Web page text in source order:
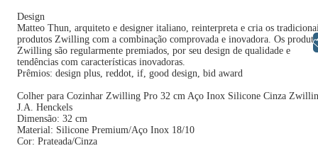
Design
Matteo Thun, arquiteto e designer italiano, reinterpreta e cria os
produtos Zwilling com a combinação comprovada e inovadora. Os
Zwilling são regularmente premiados, por seu design de qualidade e
tendências com características inovadoras.
Prêmios: design plus, reddot, if, good design, bid award
Colher para Cozinhar Zwilling Pro 32 cm Aço Inox Silicone Cinza
J.A. Henckels
Dimensão: 32 cm
Material: Silicone Premium/Aço Inox 18/10
Cor: Prateada/Cinza
Libras